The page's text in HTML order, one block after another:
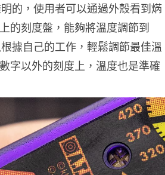
的，使用者可以通過外殼看到焫
的刻度盤，能夠將溫度調節到
據自己的工作，輕鬆調節最佳溫
字以外的刻度上，溫度也是準確